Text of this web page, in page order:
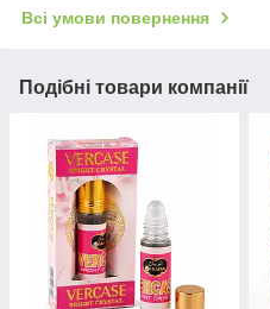
Всі умови повернення
Подібні товари компанії